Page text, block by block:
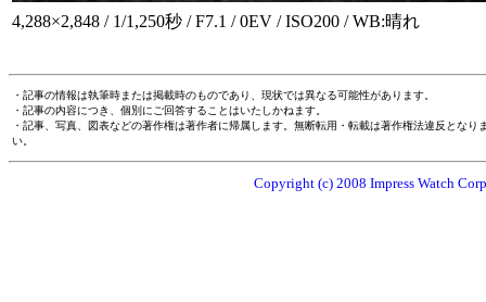
4,288×2,848 / 1/1,250秒 / F7.1 / 0EV / ISO200 / WB:晴れ
・記事の情報は執筆時または掲載時のものであり、現状では異なる可能性があります。
・記事の内容につき、個別にご回答することはいたしかねます。
・記事、写真、図表などの著作権は著作者に帰属します。無断転用・転載は著作権法違反とな
い。
Copyright (c) 2008 Impress Watch